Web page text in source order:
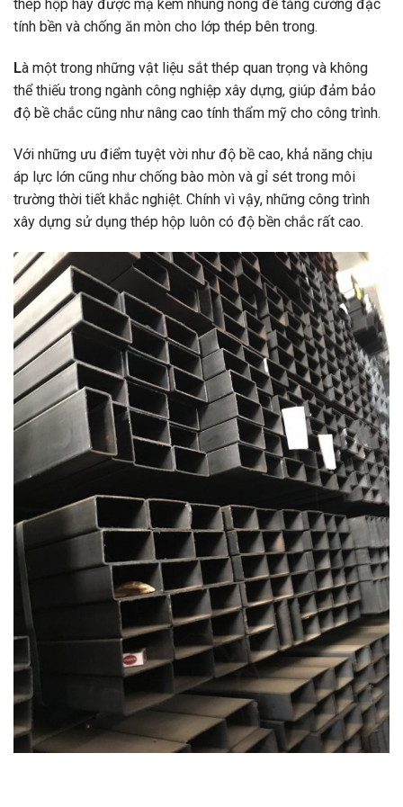
thép hộp hay được mạ kẽm nhúng nóng để tăng cường đặc
tính bền và chống ăn mòn cho lớp thép bên trong.
Là một trong những vật liệu sắt thép quan trọng và không
thể thiếu trong ngành công nghiệp xây dựng, giúp đảm bảo
độ bề chắc cũng như nâng cao tính thẩm mỹ cho công trình.
Với những ưu điểm tuyệt vời như độ bề cao, khả năng chịu
áp lực lớn cũng như chống bào mòn và gỉ sét trong môi
trường thời tiết khắc nghiệt. Chính vì vậy, những công trình
xây dựng sử dụng thép hộp luôn có độ bền chắc rất cao.